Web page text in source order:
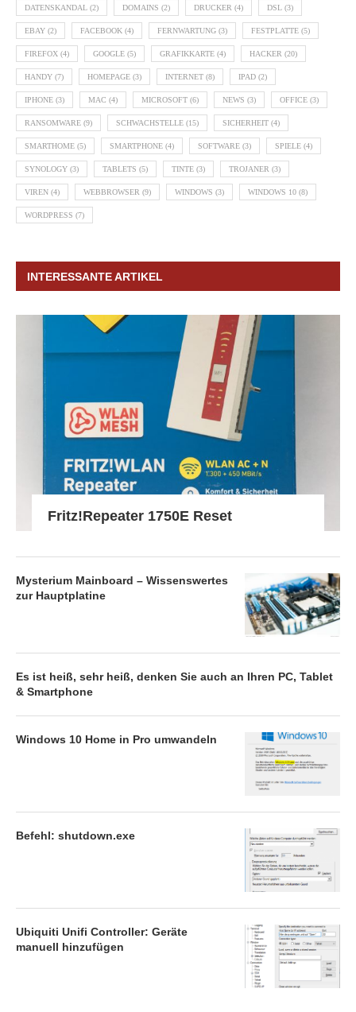
DATENSKANDAL (2) DOMAINS (2) DRUCKER (4) DSL (3)
EBAY (2) FACEBOOK (4) FERNWARTUNG (3) FESTPLATTE (5)
FIREFOX (4) GOOGLE (5) GRAFIKKARTE (4) HACKER (20)
HANDY (7) HOMEPAGE (3) INTERNET (8) IPAD (2)
IPHONE (3) MAC (4) MICROSOFT (6) NEWS (3) OFFICE (3)
RANSOMWARE (9) SCHWACHSTELLE (15) SICHERHEIT (4)
SMARTHOME (5) SMARTPHONE (4) SOFTWARE (3) SPIELE (4)
SYNOLOGY (3) TABLETS (5) TINTE (3) TROJANER (3)
VIREN (4) WEBBROWSER (9) WINDOWS (3) WINDOWS 10 (8)
WORDPRESS (7)
INTERESSANTE ARTIKEL
Fritz!Repeater 1750E Reset
Mysterium Mainboard – Wissenswertes
zur Hauptplatine
Es ist heiß, sehr heiß, denken Sie auch an Ihren PC, Tablet
& Smartphone
Windows 10 Home in Pro umwandeln
Befehl: shutdown.exe
Ubiquiti Unifi Controller: Geräte
manuell hinzufügen